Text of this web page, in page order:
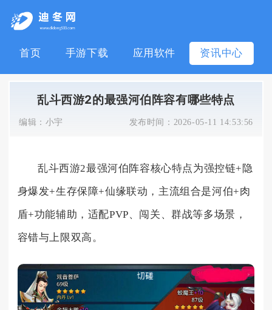
首页 手游下载 应用软件 资讯中心
乱斗西游2的最强河伯阵容有哪些特点
编辑： 小宇 发布时间： 2026-05-11 14:53:56
乱斗西游2最强河伯阵容核心特点为强控链+隐
身爆发+生存保障+仙缘联动，主流组合是河伯+肉
盾+功能辅助，适配PVP、闯关、群战等多场景，
容错与上限双高。